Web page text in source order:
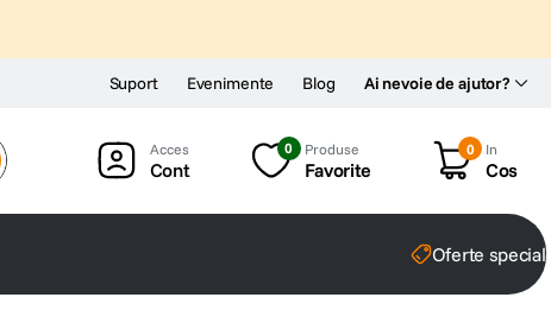
Ai nevoie de ajutor?
Suport Evenimente Blog
Cont
0 Produse
Favorite
0 In
Cos
Oferte